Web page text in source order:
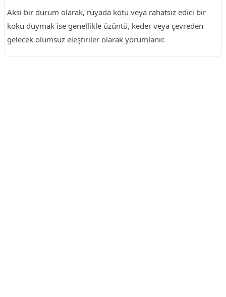
Aksi bir durum olarak, rüyada kötü veya rahatsız edici bir
koku duymak ise genellikle üzüntü, keder veya çevreden
gelecek olumsuz eleştiriler olarak yorumlanır.